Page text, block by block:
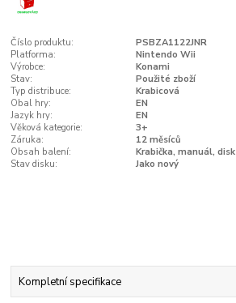
Číslo produktu:
PSBZA1122JNR
Platforma:
Nintendo Wii
Výrobce:
Konami
Stav:
Použité zboží
Typ distribuce:
Krabicová
Obal hry:
EN
Jazyk hry:
EN
Věková kategorie:
3+
Záruka:
12 měsíců
Obsah balení:
Krabička, manuál, disk
Stav disku:
Jako nový
Kompletní specifikace